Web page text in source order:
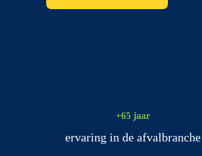
+65 jaar
ervaring in de afvalbranche